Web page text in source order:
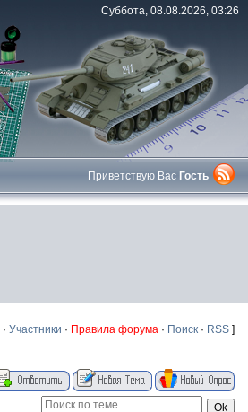
Суббота, 08.08.2026, 03:26
Приветствую Вас Гость
· Участники · Правила форума · Поиск · RSS ]